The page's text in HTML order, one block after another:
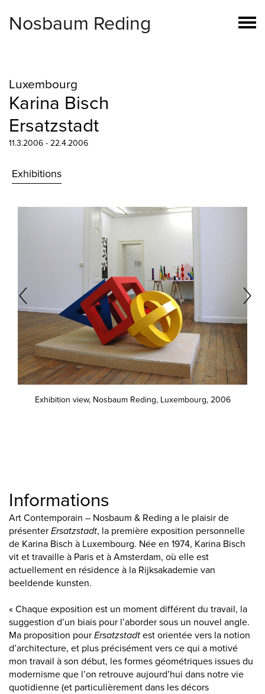
Nosbaum Reding
Luxembourg
Karina Bisch
Ersatzstadt
11.3.2006 - 22.4.2006
Exhibitions
Exhibition view, Nosbaum Reding, Luxembourg, 2006
Informations
Art Contemporain – Nosbaum & Reding a le plaisir de
présenter Ersatzstadt, la première exposition personnelle
de Karina Bisch à Luxembourg. Née en 1974, Karina Bisch
vit et travaille à Paris et à Amsterdam, où elle est
actuellement en résidence à la Rijksakademie van
beeldende kunsten.
« Chaque exposition est un moment différent du travail, la
suggestion d’un biais pour l’aborder sous un nouvel angle.
Ma proposition pour Ersatzstadt est orientée vers la notion
d’architecture, et plus précisément vers ce qui a motivé
mon travail à son début, les formes géométriques issues du
modernisme que l’on retrouve aujourd’hui dans notre vie
quotidienne (et particulièrement dans les décors